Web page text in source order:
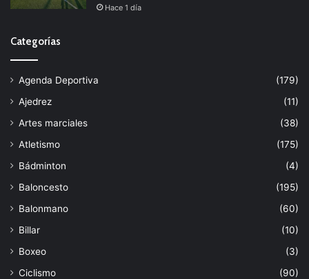
Hace 1 día
Categorías
Agenda Deportiva
(179)
Ajedrez
(11)
Artes marciales
(38)
Atletismo
(175)
Bádminton
(4)
Baloncesto
(195)
Balonmano
(60)
Billar
(10)
Boxeo
(3)
Ciclismo
(90)